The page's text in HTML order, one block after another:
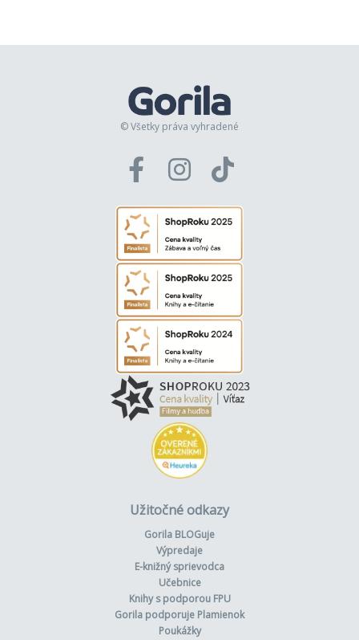
© Všetky práva vyhradené
Užitočné odkazy
Gorila BLOGuje
Výpredaje
E-knižný sprievodca
Učebnice
Knihy s podporou FPU
Gorila podporuje Plamienok
Poukážky